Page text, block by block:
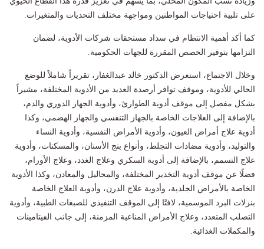
على تلبية احتياجات المواطنين ومواجهة مختلف التحديات والمتغيرات.
كما أكد أهمية الانتظام في سداد مستحقات شركات الأدوية، لضمان
التزامها بتوفير الحصص المقررة للجهات الحكومية.
وخلال الاجتماع، استعرض الدكتور خالد عبدالغفار، تقريراً شاملاً للوضع
الحالي للأدوية، وموقف توافر أرصدة العديد من الأدوية المختلفة، مشيراً
بشكل مفصل إلى موقف أدوية الطوارئ، وأدوية الجهاز الدوري والدم،
بالإضافة إلى العلاجات الخاصة بالجهاز التنفسي والجهاز الهضمي، وكذا
أدوية علاج أمراض العيون، وأدوية الأمراض النفسية، وأدوية النساء
والتوليد، وأدوية مضادات التجلط، وأنواع بنج الأسنان، والمسكنات، وأدوية
علاج التسمم، بالإضافة إلى أدوية السكري وعلاج الغدد، وعلاج الأورام،
فضلًا عن موقف أدوية التخدير المختلفة، والمحاليل والمعادن، وكذا الأدوية
الخاصة بالأمراض الجلدية، وأدوية علاج الدرن، وأدوية العلاج الخاصة
بنزلات البرد الموسمية، لافتًا إلى الموقف التنفيذي للصبغات الطبية، وأدوية
التصلب المتعدد، وعلاج الأمراض المناعية المزمنة، إلى جانب الفيتامينات
والمكملات الغذائية.